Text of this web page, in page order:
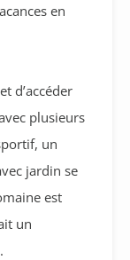
en
d’accéder
plusieurs
un
jardin se
est
un